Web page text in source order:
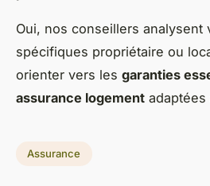
Oui, nos conseillers analysent
spécifiques propriétaire ou
orienter vers les garanties
assurance logement
Assurance